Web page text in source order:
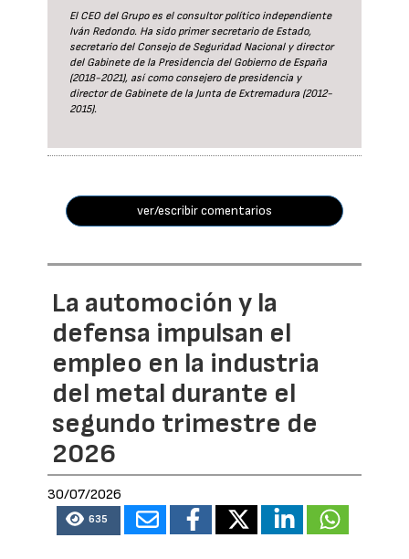
El CEO del Grupo es el consultor político independiente
Iván Redondo. Ha sido primer secretario de Estado,
secretario del Consejo de Seguridad Nacional y director
del Gabinete de la Presidencia del Gobierno de España
(2018-2021), así como consejero de presidencia y
director de Gabinete de la Junta de Extremadura (2012-
2015).
ver/escribir comentarios
La automoción y la
defensa impulsan el
empleo en la industria
del metal durante el
segundo trimestre de
2026
30/07/2026
635